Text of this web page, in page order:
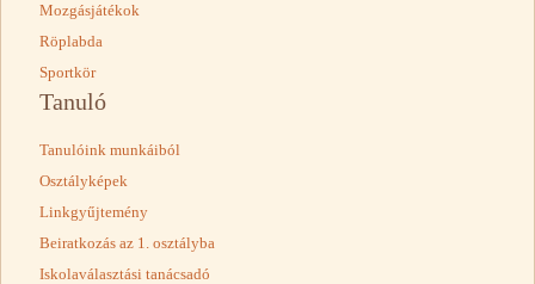
Mozgásjátékok
Röplabda
Sportkör
Tanuló
Tanulóink munkáiból
Osztályképek
Linkgyűjtemény
Beiratkozás az 1. osztályba
Iskolaválasztási tanácsadó